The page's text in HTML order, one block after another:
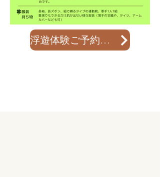
浮遊体験ご予約はこちら